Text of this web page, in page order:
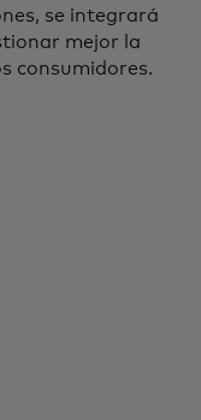
se integrará
mejor la
consumidores.